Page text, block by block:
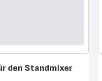
den Standmixer